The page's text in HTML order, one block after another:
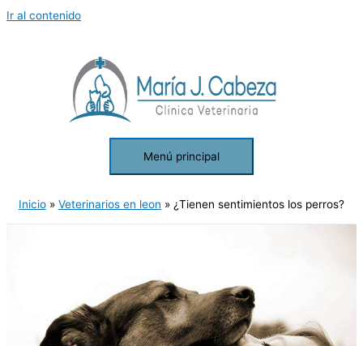
Ir al contenido
Menú principal
Inicio Veterinarios en leon ¿Tienen sentimientos los perros?